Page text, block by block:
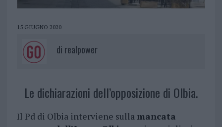
15 GIUGNO 2020
di realpower
Le dichiarazioni dell’opposizione di Olbia.
Il Pd di Olbia interviene sulla mancata